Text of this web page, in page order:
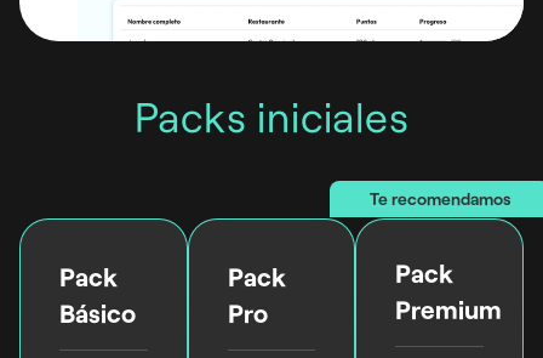
Packs iniciales
Pack
Básico
Pack
Pro
Te recomendamos
Pack
Premium